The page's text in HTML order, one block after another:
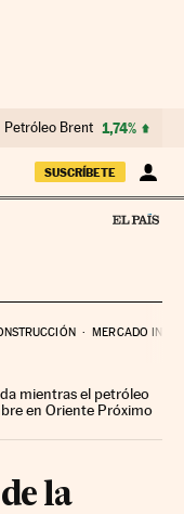
Petróleo Brent 1,74%
SUSCRÍBETE
MERCADO
mientras el petróleo
en Oriente Próximo
la